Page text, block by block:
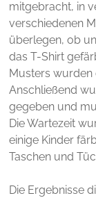
mitgebracht, in
verschiedenen
überlegen, ob
das T-Shirt
Musters wurden
Anschließend
gegeben und
Die Wartezeit
einige Kinder
Taschen und
Die Ergebnisse